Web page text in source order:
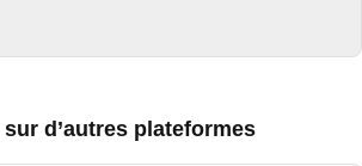
d’autres plateformes